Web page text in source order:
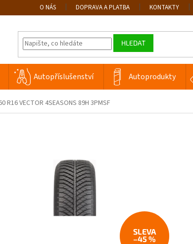
O NÁS DOPRAVA A PLATBA KONTAKTY
HLEDAT
Autopříslušenství Autoprodukty
R16 VECTOR 4SEASONS 89H 3PMSF
–45 %